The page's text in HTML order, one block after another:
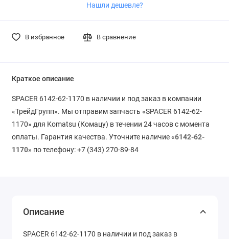
Нашли дешевле?
В избранное В сравнение
Краткое описание
SPACER 6142-62-1170 в наличии и под заказ в компании
«ТрейдГрупп». Мы отправим запчасть «SPACER 6142-62-
1170» для Komatsu (Комацу) в течении 24 часов с момента
оплаты. Гарантия качества. Уточните наличие «6142-62-
1170» по телефону: +7 (343) 270-89-84
Описание
SPACER 6142-62-1170 в наличии и под заказ в